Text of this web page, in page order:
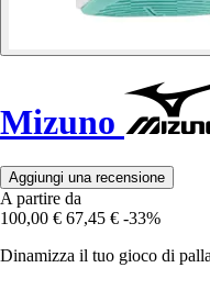
Mizuno
Aggiungi una recensione
A partire da
100,00 € 67,45 € -33%
Dinamizza il tuo gioco di